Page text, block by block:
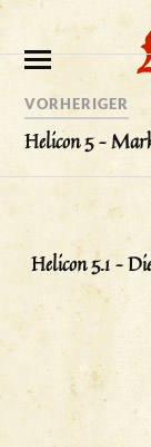
VORHERIGER
Helicon 5 –
Helicon 5.1 –